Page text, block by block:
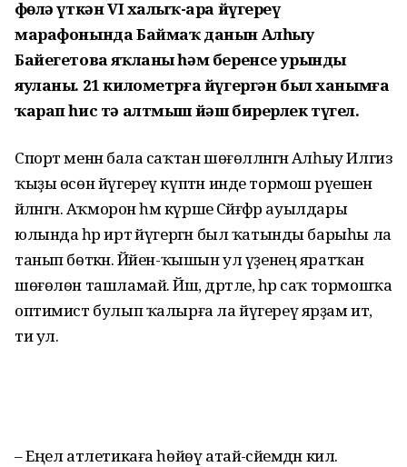
Өфөлә үткән VI халыҡ-ара йүгереү
марафонында Баймаҡ данын Алһыу
Байегетова яҡланы һәм беренсе урынды
яуланы. 21 километрға йүгергән был ханымға
ҡарап һис тә алтмыш йәш бирерлек түгел.
Спорт менән бала саҡтан шөғөлләнгән Алһыу Илгиз
ҡыҙы өсөн йүгереү күптән инде тормош рәүешенә
әйләнгән. Аҡморон һәм күрше Сәйғәфәр ауылдары
юлында һәр иртә йүгергән был ҡатынды барыһы ла
танып бөткән. Йәйен-ҡышын ул үҙенең яратҡан
шөғөлөн ташламай. Йәш, дәртле, һәр саҡ тормошҡа
оптимист булып ҡалырға ла йүгереү ярҙам итә,
ти ул.
– Еңел атлетикаға һөйөү атай-әсәйемдән килә.